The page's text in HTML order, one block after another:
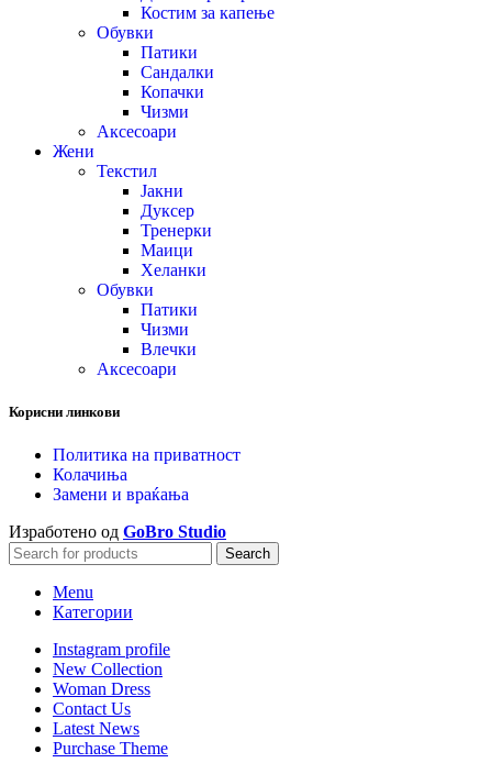
Костим за капење
Обувки
Патики
Сандалки
Копачки
Чизми
Аксесоари
Жени
Текстил
Јакни
Дуксер
Тренерки
Маици
Хеланки
Обувки
Патики
Чизми
Влечки
Аксесоари
Корисни линкови
Политика на приватност
Колачиња
Замени и враќања
Изработено од GoBro Studio
Search
Menu
Категории
Instagram profile
New Collection
Woman Dress
Contact Us
Latest News
Purchase Theme